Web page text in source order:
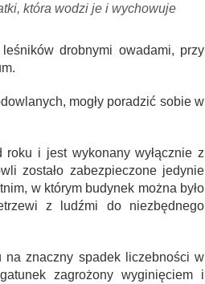
która wodzi je i wychowuje
drobnymi owadami, przy
mogły poradzić sobie w
roku i jest wykonany wyłącznie z
zostało zabezpieczone jedynie
w którym budynek można było
z ludźmi do niezbędnego
na znaczny spadek liczebności w
zagrożony wyginięciem i